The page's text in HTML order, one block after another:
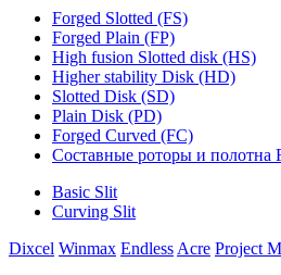
Forged Slotted (FS)
Forged Plain (FP)
High fusion Slotted disk (HS)
Higher stability Disk (HD)
Slotted Disk (SD)
Plain Disk (PD)
Forged Curved (FC)
Составные роторы и полотна
Basic Slit
Curving Slit
Dixcel Winmax Endless Acre Project